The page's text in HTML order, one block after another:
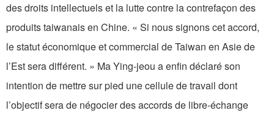
des droits intellectuels et la lutte contre la contrefaçon des
produits taiwanais en Chine. « Si nous signons cet accord,
le statut économique et commercial de Taiwan en Asie de
l’Est sera différent. » Ma Ying-jeou a enfin déclaré son
intention de mettre sur pied une cellule de travail dont
l’objectif sera de négocier des accords de libre-échange